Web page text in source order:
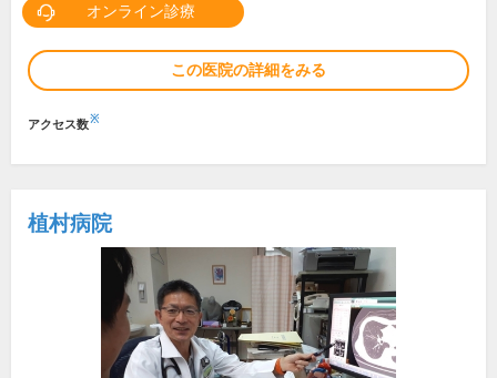
オンライン診療
この医院の詳細をみる
アクセス数※
植村病院